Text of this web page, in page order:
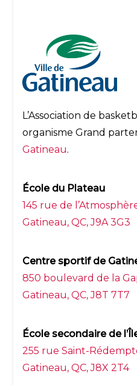
L’Association de
organisme Grand
Gatineau.
École du Plateau
145 rue de
Gatineau, QC, J9A 3G3
Centre sportif de
850 boulevard de la
Gatineau, QC, J8T 7T7
École secondaire de
255 rue Saint-
Gatineau, QC, J8X 2T4